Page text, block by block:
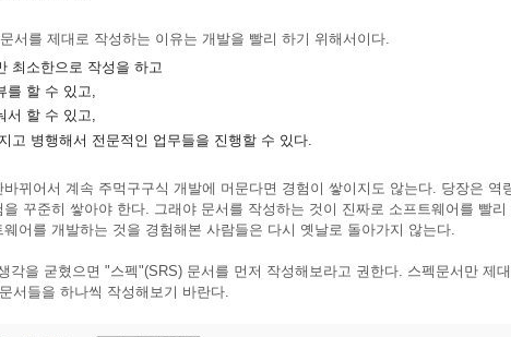
서를 제대로 작성하는 이유는 개발을 빨리 하기 위해서이다.
최소한으로 작성을 하고
를 할 수 있고,
서 할 수 있고,
고 병행해서 전문적인 업무들을 진행할 수 있다.
뀌어서 계속 주먹구구식 개발에 머문다면 경험이 쌓이지도 않는다. 당장은 역
꾸준히 쌓아야 한다. 그래야 문서를 작성하는 것이 진짜로 소프트웨어를 빨
어를 개발하는 것을 경험해본 사람들은 다시 옛날로 돌아가지 않는다.
각을 굳혔으면 "스펙"(SRS) 문서를 먼저 작성해보라고 권한다. 스펙문서만 제
서들을 하나씩 작성해보기 바란다.